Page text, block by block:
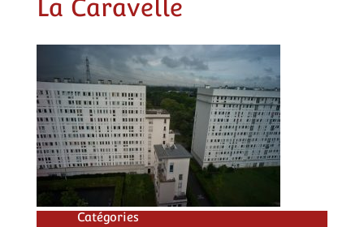
La Caravelle
Catégories